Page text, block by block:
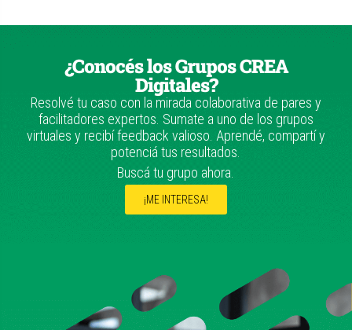
¿Conocés los Grupos CREA
Digitales?
Resolvé tu caso con la mirada colaborativa de pares y
facilitadores expertos. Sumate a uno de los grupos
virtuales y recibí feedback valioso. Aprendé, compartí y
potenciá tus resultados.
Buscá tu grupo ahora.
¡ME INTERESA!